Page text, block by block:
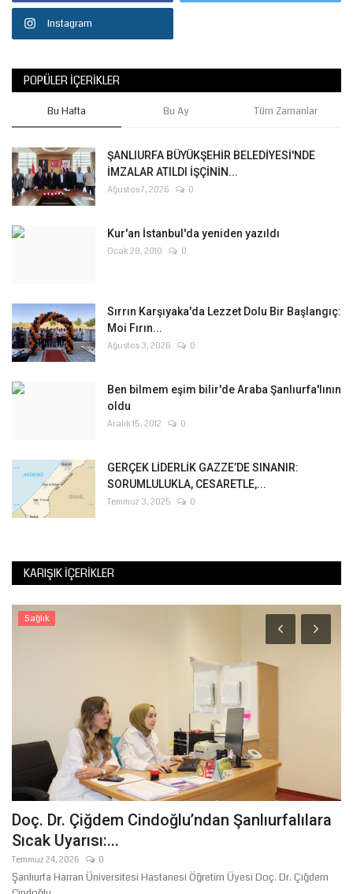
Instagram
POPÜLER İÇERIKLER
Bu Hafta Bu Ay Tüm Zamanlar
ŞANLIURFA BÜYÜKŞEHİR BELEDİYESİ'NDE
İMZALAR ATILDI İŞÇİNİN...
Ağustos 7, 2026 0
Kur'an İstanbul'da yeniden yazıldı
Ocak 29, 2010 0
Sırrın Karşıyaka'da Lezzet Dolu Bir Başlangıç:
Moi Fırın...
Ağustos 3, 2026 0
Ben bilmem eşim bilir'de Araba Şanlıurfa'lının
oldu
Aralık 15, 2012 0
GERÇEK LİDERLİK GAZZE’DE SINANIR:
SORUMLULUKLA, CESARETLE,...
Temmuz 3, 2025 0
KARIŞIK İÇERIKLER
Sağlık
Doç. Dr. Çiğdem Cindoğlu’ndan Şanlıurfalılara
Sıcak Uyarısı:...
Temmuz 24, 2026 0
Şanlıurfa Harran Üniversitesi Hastanesi Öğretim Üyesi Doç. Dr. Çiğdem